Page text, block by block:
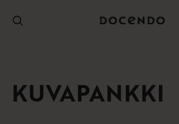
sisältöön
KUVAPANKKI